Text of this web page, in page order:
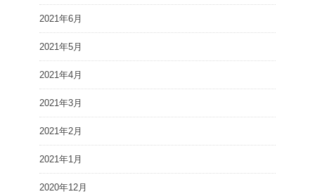
2021年6月
2021年5月
2021年4月
2021年3月
2021年2月
2021年1月
2020年12月